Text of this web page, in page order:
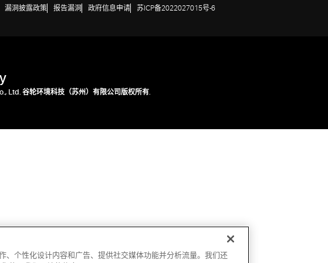
漏洞披露政策 报告漏洞 政府信息申请 苏ICP备2022027015号-6
Ltd. 谷轮环境科技（苏州）有限公司版权所有.
、个性化设计内容和广告、提供社交媒体功能并分析流量。我们还